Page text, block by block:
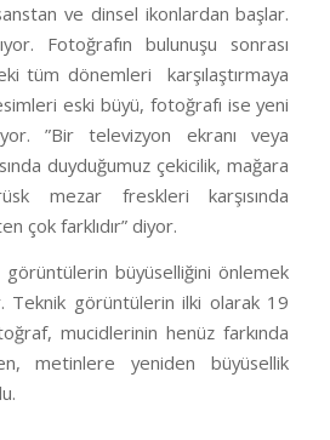
ve dinsel ikonlardan başlar.
Fotoğrafın bulunuşu sonrası
tüm dönemleri karşılaştırmaya
eski büyü, fotoğrafı ise yeni
”Bir televizyon ekranı veya
duyduğumuz çekicilik, mağara
mezar freskleri karşısında
çok farklıdır” diyor.
görüntülerin büyüselliğini önlemek
Teknik görüntülerin ilki olarak 19
mucidlerinin henüz farkında
metinlere yeniden büyüsellik